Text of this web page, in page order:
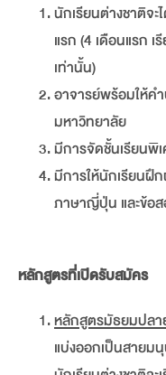
นักเรียนต่างชาติจ
แรก (4 เดือนแรก
เท่านั้น)
อาจารย์พร้อมให้ค
มหาวิทยาลัย
มีการจัดชั้นเรียนพิเ
มีการให้นักเรียนฝึ
ภาษาญี่ปุ่น และข้อ
หลักสูตรที่เปิดรับสมัคร
หลักสูตรมัธยมปล
แบ่งออกเป็นสายม